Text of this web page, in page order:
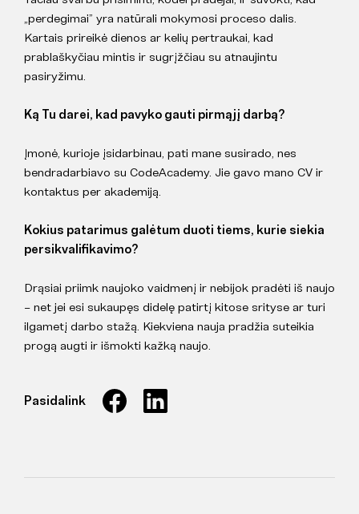
„perdegimai” yra natūrali mokymosi proceso dalis.
Kartais prireikė dienos ar kelių pertraukai, kad
prablaškyčiau mintis ir sugrįžčiau su atnaujintu
pasiryžimu.
Ką Tu darei, kad pavyko gauti pirmąjį darbą?
Įmonė, kurioje įsidarbinau, pati mane susirado, nes
bendradarbiavo su CodeAcademy. Jie gavo mano CV ir
kontaktus per akademiją.
Kokius patarimus galėtum duoti tiems, kurie siekia
persikvalifikavimo?
Drąsiai priimk naujoko vaidmenį ir nebijok pradėti iš naujo
– net jei esi sukaupęs didelę patirtį kitose srityse ar turi
ilgametį darbo stažą. Kiekviena nauja pradžia suteikia
progą augti ir išmokti kažką naujo.
Pasidalink